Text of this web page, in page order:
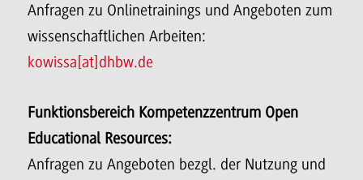
Anfragen zu Onlinetrainings und Angeboten zum
wissenschaftlichen Arbeiten:
kowissa[at]dhbw.de
Funktionsbereich Kompetenzzentrum Open
Educational Resources:
Anfragen zu Angeboten bezgl. der Nutzung und